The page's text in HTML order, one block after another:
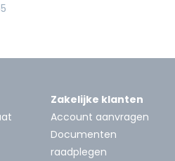
Zakelijke klanten
Account aanvragen
Documenten
raadplegen